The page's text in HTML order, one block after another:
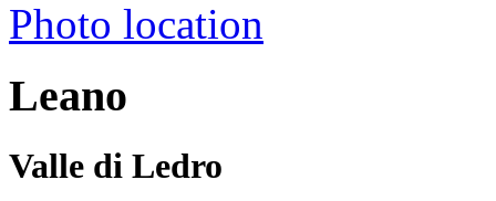
Photo location
Leano
Valle di Ledro